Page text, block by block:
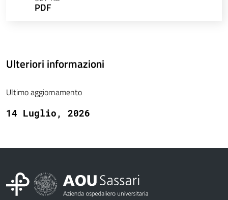
PDF
Ulteriori informazioni
Ultimo aggiornamento
14 Luglio, 2026